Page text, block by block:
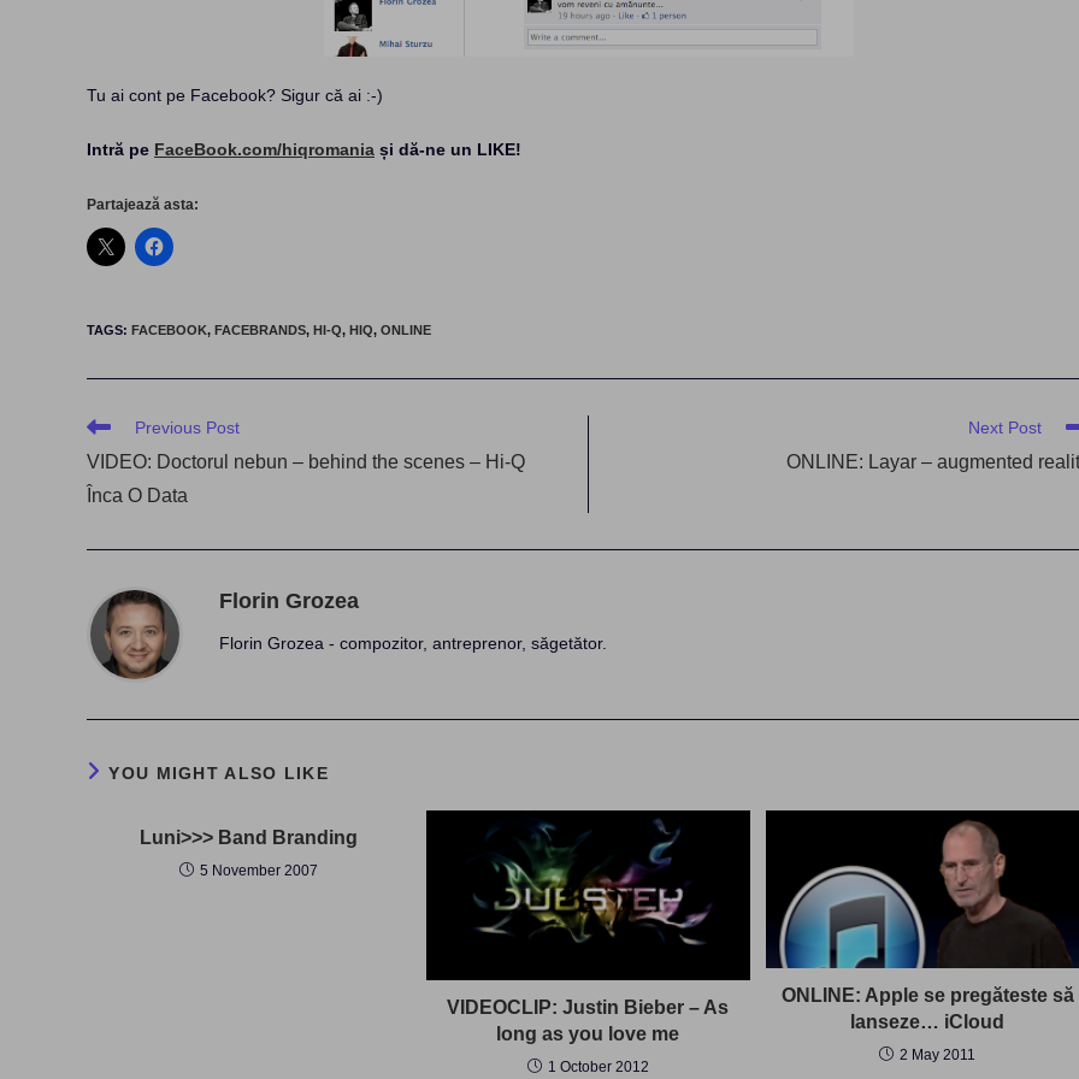
Tu ai cont pe Facebook? Sigur că ai :-)
Intră pe FaceBook.com/hiqromania și dă-ne un LIKE!
Partajează asta:
TAGS: FACEBOOK, FACEBRANDS, HI-Q, HIQ, ONLINE
Read
articles
Previous Post
VIDEO: Doctorul nebun – behind the scenes – Hi-Q
Înca O Data
Next Post
ONLINE: Layar – augmented
Florin Grozea
Florin Grozea - compozitor, antreprenor, săgetător.
YOU MIGHT ALSO LIKE
Luni>>> Band Branding
5 November 2007
VIDEOCLIP: Justin Bieber – As
long as you love me
1 October 2012
ONLINE: Apple se pregăteste să
lanseze… iCloud
2 May 2011